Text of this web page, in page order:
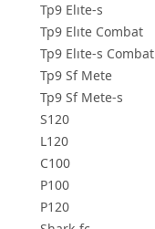
Tp9 Elıte-s
Tp9 Elıte Combat
Tp9 Elıte-s Combat
Tp9 Sf Mete
Tp9 Sf Mete-s
S120
L120
C100
P100
P120